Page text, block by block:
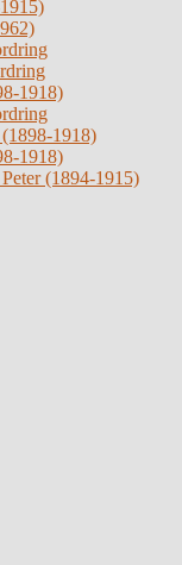
1918)
1918)
1918)
(1894-1915)